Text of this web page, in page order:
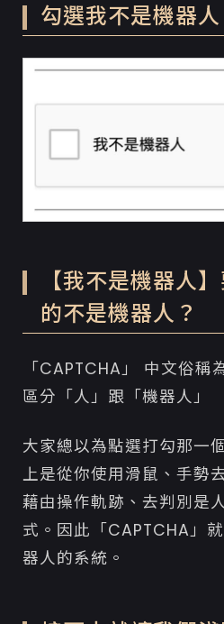
勾選我不是機器人
【我不是機器人
的不是機器人？
「CAPTCHA」 中文俗稱
區分「人」跟「機器人」
大家總以為點選打勾那一
上是從你使用滑鼠、手勢
藉由操作軌跡、去判別是
式。因此「CAPTCHA」
器人的系統。